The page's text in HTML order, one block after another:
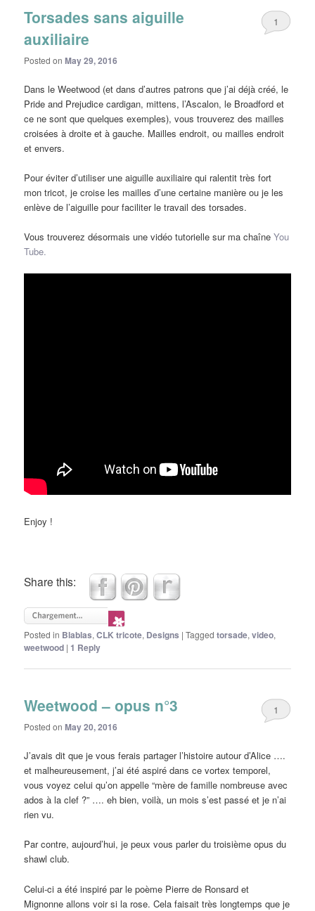
Torsades sans aiguille
auxiliaire
Posted onMay 29, 2016
1
Dans le Weetwood (et dans d’autres patrons que j’ai déjà créé, le
Pride and Prejudice cardigan, mittens, l’Ascalon, le Broadford et
ce ne sont que quelques exemples), vous trouverez des mailles
croisées à droite et à gauche. Mailles endroit, ou mailles endroit
et envers.
Pour éviter d’utiliser une aiguille auxiliaire qui ralentit très fort
mon tricot, je croise les mailles d’une certaine manière ou je les
enlève de l’aiguille pour faciliter le travail des torsades.
Vous trouverez désormais une vidéo tutorielle sur ma chaîneYou
Tube.
Enjoy !
Share this:
Posted in Blablas,CLK tricote, Designs |Tagged torsade,video,
weetwood | 1 Reply
Weetwood – opus n°3
Posted onMay 20, 2016
1
J’avais dit que je vous ferais partager l’histoire autour d’Alice ….
et malheureusement, j’ai été aspiré dans ce vortex temporel,
vous voyez celui qu’on appelle “mère de famille nombreuse avec
ados à la clef ?” …. eh bien, voilà, un mois s’est passé et je n’ai
rien vu.
Par contre, aujourd’hui, je peux vous parler du troisième opus du
shawl club.
Celui-ci a été inspiré par le poème Pierre de Ronsard et
Mignonne allons voir si la rose. Cela faisait très longtemps que je